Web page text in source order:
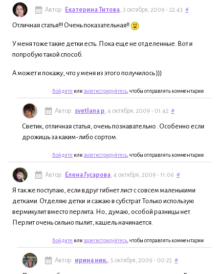
Автор: Екатерина Титова, 3 октября, 2009 - 22:43 #
Отличная статья!!! Очень показательная!!
У меня тоже такие детки есть. Пока еще не отделенные. Вот и
попробую такой способ.
А может и покажу, что у меня из этого получилось )))
Войдите или зарегистрируйтесь , чтобы отправлять комментарии
Автор: svetlana p, 4 октября, 2009 - 01:42 #
Светик, отличная статья, очень познавательно . Особенно если
дрожишь за каким-либо сортом.
Войдите или зарегистрируйтесь , чтобы отправлять комментарии
Автор: Елена Гусарова, 4 октября, 2009 - 11:06 #
Я так же поступаю, если вдруг гибнет лист с совсем маленькими
детками. Отделяю детки и сажаю в субстрат.Только использую
вермикулит вместо перлита. Но, думаю, особой разницы нет.
Перлит очень сильно пылит, кашель начинается.
Войдите или зарегистрируйтесь , чтобы отправлять комментарии
Автор: ирина ник., 5 октября, 2009 - 00:25 #